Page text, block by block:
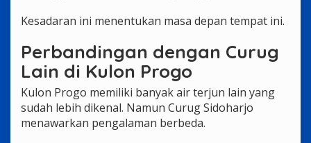
Kesadaran ini menentukan masa depan tempat ini.
Perbandingan dengan Curug
Lain di Kulon Progo
Kulon Progo memiliki banyak air terjun lain yang
sudah lebih dikenal. Namun Curug Sidoharjo
menawarkan pengalaman berbeda.